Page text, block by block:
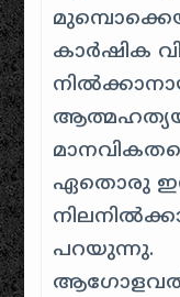
കാർഷിക
ഏതൊരു
പറയുന്നു.